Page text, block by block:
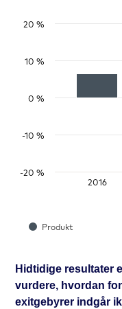
Produkt
2016
-20 %
-10 %
0 %
10 %
20 %
Hidtidige resultater
vurdere, hvordan
exitgebyrer indgår